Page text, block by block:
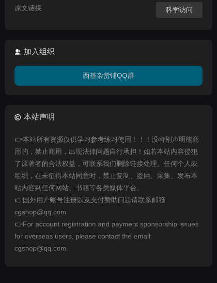
原文链接 科学访问
加入组织
西基杂货铺QQ群
本站声明
👉本站所有资源仅供学习参考练习使用！！！没特别声明能商
用的，禁止商用，出现法律问题自行承担！如若本站内容侵犯
了原著者的合法权益，可联系我们删除链接处理。任何个人或
组织，在未征得本站同意时，禁止复制、盗用、采集、发布本
站内容到任何网站、书籍等各类媒体平台。
👉国外用户账号注册以及支付赞助问题请联系邮箱
cgshop@qq.com
👉For account registration and payment sponsorship issues
for overseas users, please contact the email:
cgshop@qq.com.